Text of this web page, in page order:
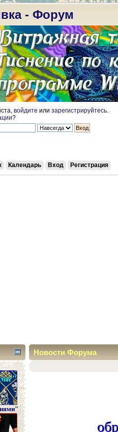
- Форум
войдите или зарегистрируйтесь
?
Календарь Вход Регистрация
Новости Форума